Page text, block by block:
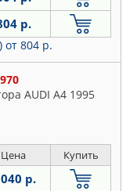
р.
от 804 р.
AUDI A4 1995
Цена Купить
р.